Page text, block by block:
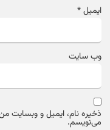
ایمیل*
وب‌ سایت
ذخیره نام، ایمیل و وبسایت
می‌نویسم.